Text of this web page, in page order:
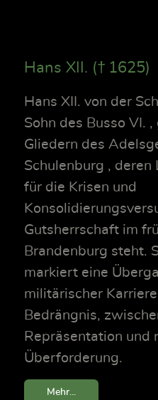
Hans XII. († 1625)
Hans XII. von der
Sohn des Busso VI.
Gliedern des
Schulenburg , deren
für die Krisen und
Gutsherrschaft im
Brandenburg steht.
markiert eine
militärischer
Bedrängnis,
Repräsentation und
Überforderung.
Mehr...